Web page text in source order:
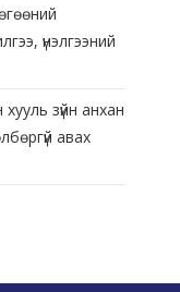
үнэлгээний
зүйн анхан
авах